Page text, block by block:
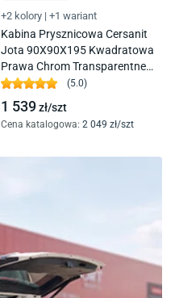
+2 kolory | +1 wariant
Kabina Prysznicowa Cersanit
Jota 90X90X195 Kwadratowa
Prawa Chrom Transparentne
S160-002
(5.0)
1 539zł/szt
Cena katalogowa: 2 049 zł/szt